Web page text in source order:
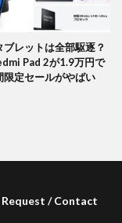
ブレットは全部駆逐？
Pad 2が1.9万円で
限定セールがやばい
Request / Contact